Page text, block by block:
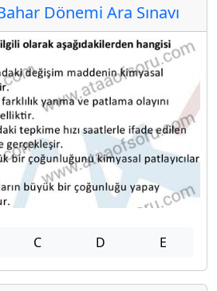
Dönemi Ara Sınavı
C D E